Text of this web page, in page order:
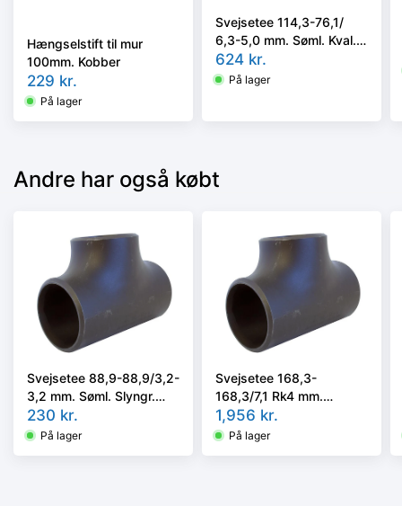
Hængselstift til mur
100mm. Kobber
229 kr.
På lager
Svejsetee 114,3-76,1/
6,3-5,0 mm. Søml. Kval.
P235GH, DIN 1615/1 el.
EN 10253-2/A i vort valg
624 kr.
På lager
Andre har også købt
Svejsetee 88,9-88,9/3,2-
3,2 mm. Søml. Slyngr.
Faset, Kval. P235GH, EN
10253-2/rk2 type A.
230 kr.
På lager
Svejsetee 168,3-
168,3/7,1 Rk4 mm.
Neddrej. til 4,5 mm Rk2.
EN 10253-2, P235GH
1,956 kr.
På lager